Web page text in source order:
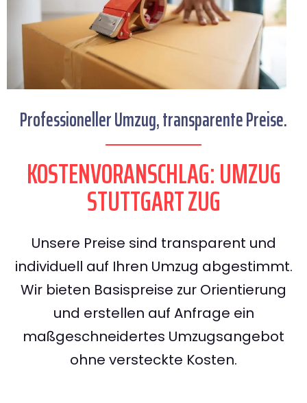
Professioneller Umzug, transparente Preise.
KOSTENVORANSCHLAG: UMZUG
STUTTGART ZUG
Unsere Preise sind transparent und
individuell auf Ihren Umzug abgestimmt.
Wir bieten Basispreise zur Orientierung
und erstellen auf Anfrage ein
maßgeschneidertes Umzugsangebot
ohne versteckte Kosten.